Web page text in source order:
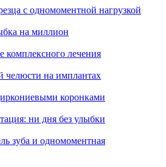
с одномоментной нагрузкой
на миллион
комплексного лечения
челюсти на имплантах
коронками
ни дня без улыбки
зуба и одномоментная